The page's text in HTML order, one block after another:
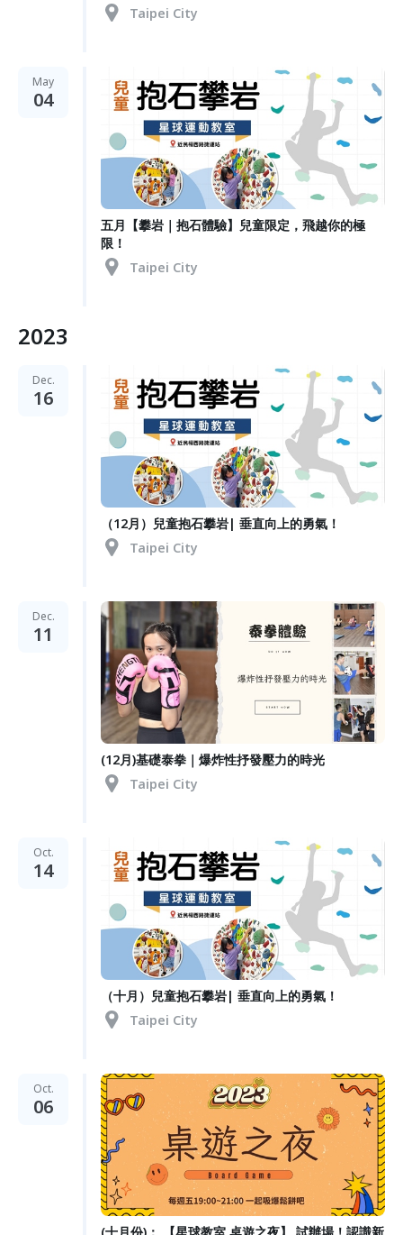
Taipei City
May
04
五月【攀岩｜抱石體驗】兒童限定，飛越你的極
限！
Taipei City
2023
Dec.
16
（12月）兒童抱石攀岩| 垂直向上的勇氣！
Taipei City
Dec.
11
(12月)基礎泰拳｜爆炸性抒發壓力的時光
Taipei City
Oct.
14
（十月）兒童抱石攀岩| 垂直向上的勇氣！
Taipei City
Oct.
06